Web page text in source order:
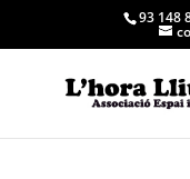
93 148